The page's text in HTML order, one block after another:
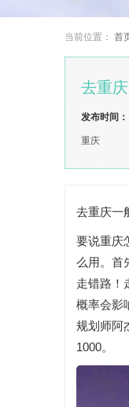
当前位置： 首
去重
发布时间：
重庆
去重庆一
要说重庆
么用。首
走错路！
概率会影
规划师阿
1000。